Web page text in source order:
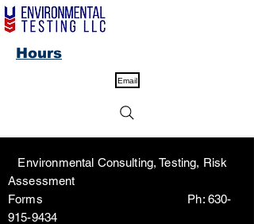
Email
Environmental Consulting, Testing, Risk
Assessment
Forms Ph: 630-
915-9434
Hours